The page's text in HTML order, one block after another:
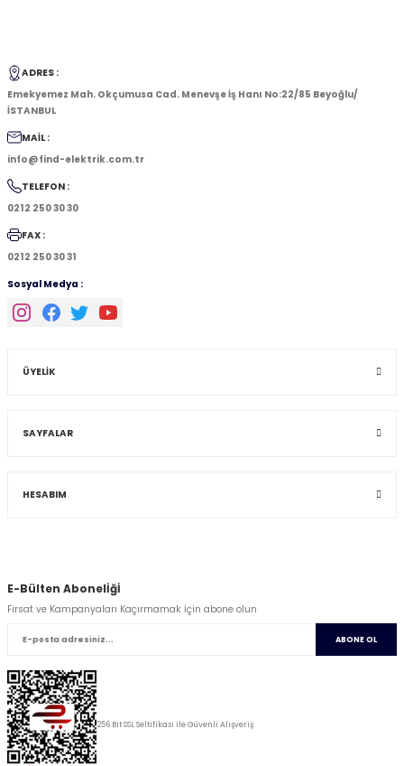
ADRES :
Emekyemez Mah. Okçumusa Cad. Menevşe İş Hanı No:22/85 Beyoğlu/
İSTANBUL
MAİL :
info@find-elektrik.com.tr
TELEFON :
0212 250 30 30
FAX :
0212 250 30 31
Sosyal Medya :
ÜYELİK
SAYFALAR
HESABIM
E-Bülten Abonelİğİ
Fırsat ve Kampanyaları Kaçırmamak İçin abone olun
ABONE OL
256 Bit SSL Seltifikası ile Güvenli Alışveriş